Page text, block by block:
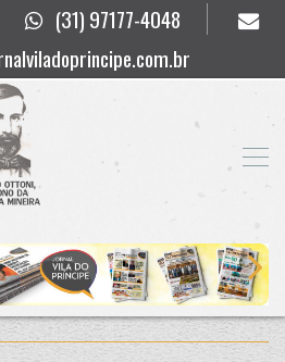
(31) 97177-4048